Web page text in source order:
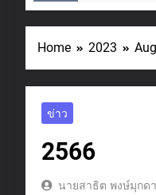
Home 2023
ข่าว
2566
นายสาธิต พงษ์มุกดา